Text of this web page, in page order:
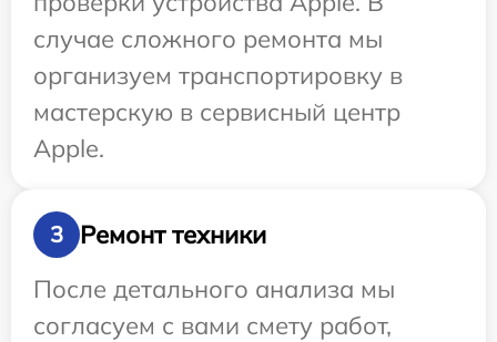
случае сложного ремонта мы
организуем транспортировку в
мастерскую в сервисный центр
Apple.
3
Ремонт техники
После детального анализа мы
согласуем с вами смету работ,